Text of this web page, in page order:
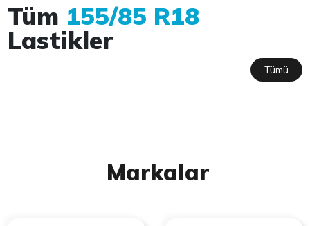
Tüm 155/85 R18
Lastikler
Tümü
Markalar